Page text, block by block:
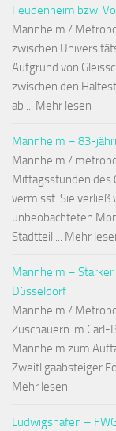
Feudenheim bzw.
Mannheim /
zwischen
Aufgrund von
zwischen den
ab ... Mehr lesen
Mannheim – 83-
Mannheim /
Mittagsstunden des
vermisst. Sie verließ
unbeobachteten
Stadtteil ... Mehr
Mannheim –
Düsseldorf
Mannheim /
Zuschauern im Carl-
Mannheim zum
Zweitligaabsteiger
Mehr lesen
Ludwigshafen –